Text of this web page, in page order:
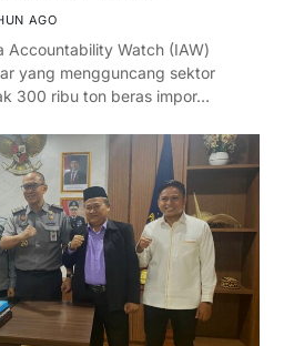
AGO
Accountability Watch (IAW)
yang mengguncang sektor
300 ribu ton beras impor…